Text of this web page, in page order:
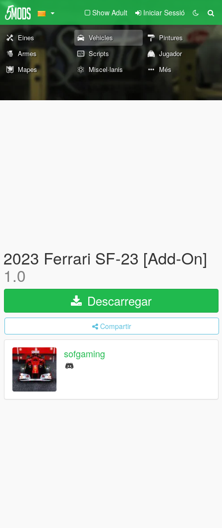
Show Adult Iniciar Sessió
Eines Vehicles
Pintures
Armes
Scripts
Jugador
Mapes
Miscel·lanis Més
2023 Ferrari SF-23 [Add-On]
1.0
Descarregar
Compartir
sofgaming